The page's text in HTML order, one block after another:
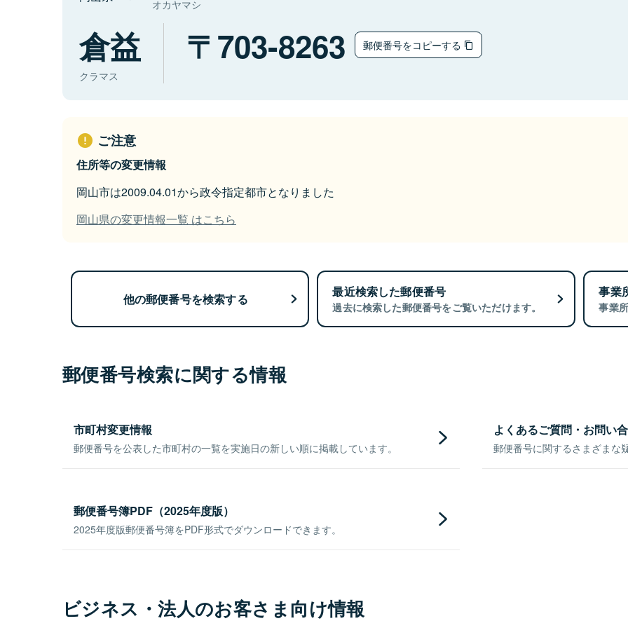
オカヤマシ
倉益
クラマス
703-8263 郵便番号をコピーする
ご注意
住所等の変更情報
岡山市は2009.04.01から政令指定都市となりました
岡山県の変更情報一覧 はこちら
他の郵便番号を検索する 最近検索した郵便番号
過去に検索した郵便番号をご覧いただけます。
事業
事業
郵便番号検索に関する情報
市町村変更情報
郵便番号を公表した市町村の一覧を実施日の新しい順に掲載しています。
よくあるご質問・お問い
郵便番号に関するさまざまな
郵便番号簿PDF（2025年度版）
2025年度版郵便番号簿をPDF形式でダウンロードできます。
ビジネス・法人のお客さま向け情報